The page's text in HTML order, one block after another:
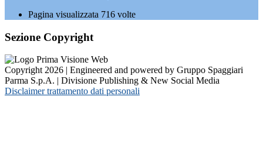
Pagina visualizzata 716 volte
Sezione Copyright
Copyright 2026 | Engineered and powered by Gruppo Spaggiari
Parma S.p.A. | Divisione Publishing & New Social Media
Disclaimer trattamento dati personali